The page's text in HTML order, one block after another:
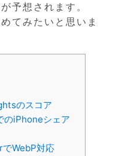
予想されます。
てみたいと思いま
のスコア
のiPhoneシェア
WebP対応